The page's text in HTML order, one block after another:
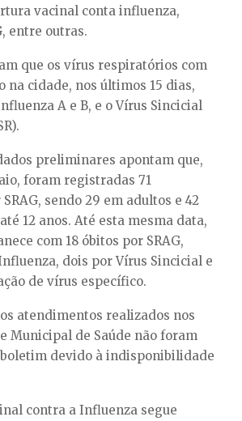
vacinal conta influenza,
entre outras.
que os vírus respiratórios com
na cidade, nos últimos 15 dias,
A e B, e o Vírus Sincicial
preliminares apontam que,
foram registradas 71
sendo 29 em adultos e 42
12 anos. Até esta mesma data,
com 18 óbitos por SRAG,
dois por Vírus Sincicial e
de vírus específico.
atendimentos realizados nos
Municipal de Saúde não foram
devido à indisponibilidade
contra a Influenza segue